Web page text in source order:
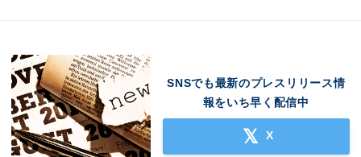
SNSでも最新のプレスリリース情
報をいち早く配信中
X